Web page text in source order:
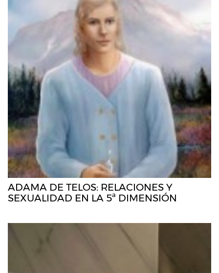
ADAMA DE TELOS: RELACIONES Y
SEXUALIDAD EN LA 5ª DIMENSIÓN